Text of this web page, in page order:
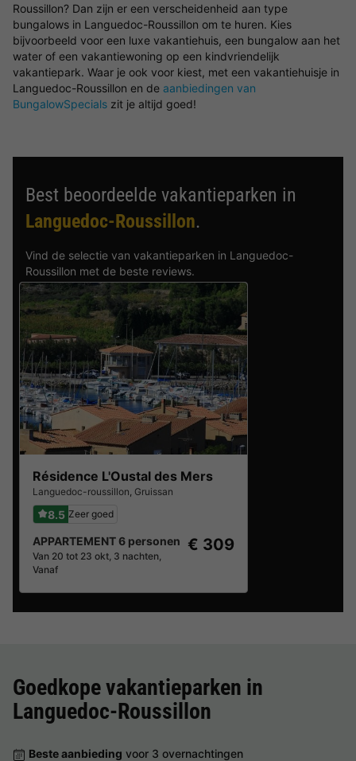
Roussillon? Dan zijn er een verscheidenheid aan type
bungalows in Languedoc-Roussillon om te huren. Kies
bijvoorbeeld voor een luxe vakantiehuis, een bungalow aan het
water of een vakantiewoning op een kindvriendelijk
vakantiepark. Waar je ook voor kiest, met een vakantiehuisje in
Languedoc-Roussillon en de aanbiedingen van
BungalowSpecials zit je altijd goed!
Best beoordeelde vakantieparken in
Languedoc-Roussillon.
Vind de selectie van vakantieparken in Languedoc-
Roussillon met de beste reviews.
Résidence L'Oustal des Mers
Languedoc-roussillon, Gruissan
8.5 Zeer goed
APPARTEMENT 6 personen
Van 20 tot 23 okt, 3 nachten,
Vanaf
€ 309
Goedkope vakantieparken in
Languedoc-Roussillon
Beste aanbieding voor 3 overnachtingen